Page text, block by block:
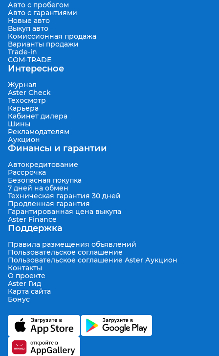
Авто с пробегом
Авто с гарантиями
Новые авто
Выкуп авто
Комиссионная продажа
Варианты продажи
Trade-in
COM-TRADE
Интересное
Журнал
Aster Check
Техосмотр
Карьера
Кабинет дилера
Шины
Рекламодателям
Аукцион
Финансы и гарантии
Автокредитование
Рассрочка
Безопасная покупка
7 дней на обмен
Техническая гарантия 30 дней
Продленная гарантия
Гарантированная цена выкупа
Aster Finance
Поддержка
Правила размещения объявлений
Пользовательское соглашение
Пользовательское соглашение Aster Аукцион
Контакты
О проекте
Aster Гид
Карта сайта
Бонус